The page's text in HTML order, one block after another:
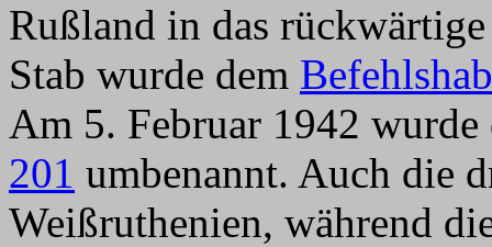
Rußland in das
Stab wurde dem
Am 5. Februar 1942
201 umbenannt. Auch die
Weißruthenien, während